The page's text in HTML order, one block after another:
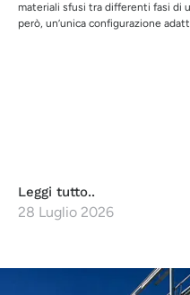
materiali sfusi tra differenti fasi di
però, un’unica configurazione
Leggi tutto..
28 Luglio 2026